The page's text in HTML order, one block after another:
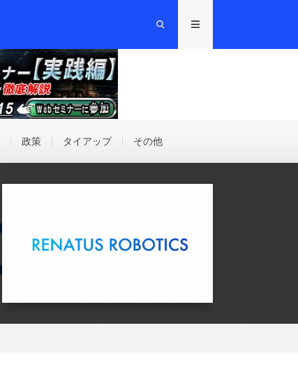
政策 タイアップ その他